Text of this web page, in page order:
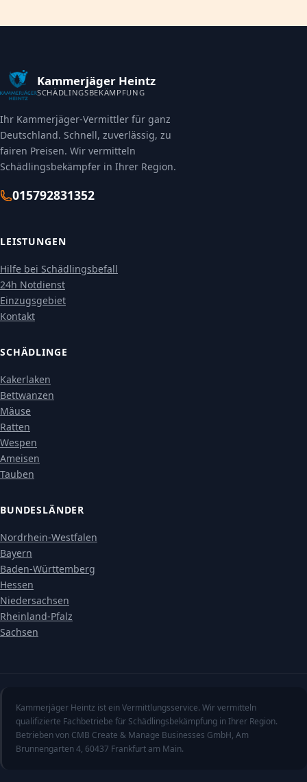
Kammerjäger Heintz
SCHÄDLINGSBEKÄMPFUNG
Ihr Kammerjäger-Vermittler für ganz
Deutschland. Schnell, zuverlässig, zu
fairen Preisen. Wir vermitteln
Schädlingsbekämpfer in Ihrer Region.
015792831352
LEISTUNGEN
Hilfe bei Schädlingsbefall
24h Notdienst
Einzugsgebiet
Kontakt
SCHÄDLINGE
Kakerlaken
Bettwanzen
Mäuse
Ratten
Wespen
Ameisen
Tauben
BUNDESLÄNDER
Nordrhein-Westfalen
Bayern
Baden-Württemberg
Hessen
Niedersachsen
Rheinland-Pfalz
Sachsen
Kammerjäger Heintz ist ein Vermittlungsservice. Wir vermitteln
qualifizierte Fachbetriebe für Schädlingsbekämpfung in Ihrer Region.
Betrieben von CMB Create & Manage Businesses GmbH, Am
Brunnengarten 4, 60437 Frankfurt am Main.